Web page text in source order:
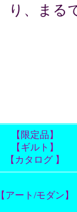
り、まる
【限定品】
【ギルト】
【カタログ 】
【アート/モダン】